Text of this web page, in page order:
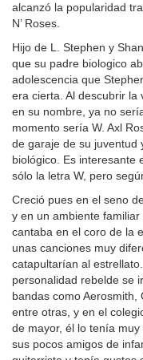
alcanzó la popularidad
N’ Roses.
Hijo de L. Stephen y
que su padre biologico
adolescencia que
era cierta. Al descubrir la
en su nombre, ya no
momento sería W. Axl
de garaje de su juventud
biológico. Es interesante
sólo la letra W, pero
Creció pues en el seno
y en un ambiente
cantaba en el coro de la
unas canciones muy
catapultarían al
personalidad rebelde se
bandas como Aerosmith,
entre otras, y en el
de mayor, él lo tenía
sus pocos amigos de